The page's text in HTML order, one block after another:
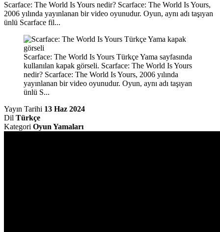
Scarface: The World Is Yours nedir? Scarface: The World Is Yours,
2006 yılında yayınlanan bir video oyunudur. Oyun, aynı adı taşıyan
ünlü Scarface fil...
Scarface: The World Is Yours Türkçe Yama sayfasında
kullanılan kapak görseli. Scarface: The World Is Yours
nedir? Scarface: The World Is Yours, 2006 yılında
yayınlanan bir video oyunudur. Oyun, aynı adı taşıyan
ünlü S...
Yayın Tarihi 13 Haz 2024
Dil Türkçe
Kategori Oyun Yamaları